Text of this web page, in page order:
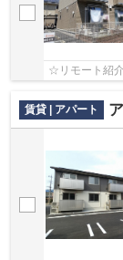
☆リモート紹
賃貸 | アパート